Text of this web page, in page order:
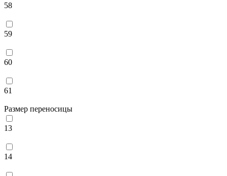
58
59
60
61
Размер переносицы
13
14